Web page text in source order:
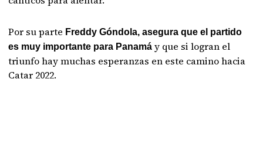
Por su parte Freddy Góndola, asegura que el partido
es muy importante para Panamáy que si logran el
triunfo hay muchas esperanzas en este camino hacia
Catar 2022.